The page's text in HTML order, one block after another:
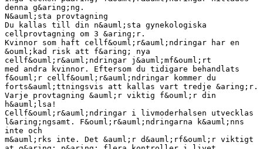
denna g&aring;ng.
N&auml;sta provtagning
Du kallas till din n&auml;sta gynekologiska
cellprovtagning om 3 &aring;r.
Kvinnor som haft cellf&ouml;r&auml;ndringar har en
&ouml;kad risk att f&aring; nya
cellf&ouml;r&auml;ndringar j&auml;mf&ouml;rt
med andra kvinnor. Eftersom du tidigare behandlats
f&ouml;r cellf&ouml;r&auml;ndringar kommer du
forts&auml;ttningsvis att kallas vart tredje &aring;r.
Varje provtagning &auml;r viktig f&ouml;r din
h&auml;lsa!
Cellf&ouml;r&auml;ndringar i livmoderhalsen utvecklas
l&aring;ngsamt. F&ouml;r&auml;ndringarna k&auml;nns
inte och
m&auml;rks inte. Det &auml;r d&auml;rf&ouml;r viktigt